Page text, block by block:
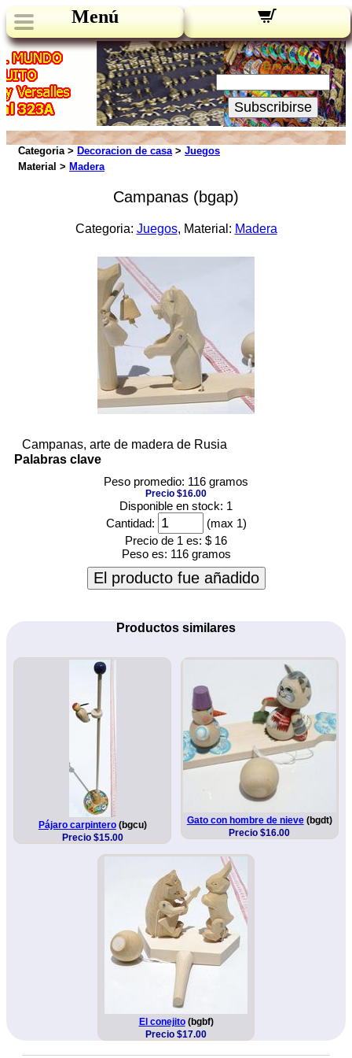
Menú
Novedades:
Su Email:
Subscribirse
Categoria > Decoracion de casa> Juegos
Material > Madera
Campanas (bgap)
Categoria: Juegos, Material: Madera
Campanas, arte de madera de Rusia
Palabras clave
Peso promedio: 116 gramos
Precio $16.00
Disponible en stock: 1
Cantidad:
(max 1)
Precio de 1 es: $ 16
Peso es: 116 gramos
El producto fue añadido
Productos similares
Pájaro carpintero(bgcu)
Precio $15.00
Gato con hombre de nieve(bgdt)
Precio $16.00
El conejito(bgbf)
Precio $17.00